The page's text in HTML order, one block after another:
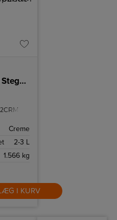
SMEG Stegepande FPF2402CRM
er
og
alle
Creme
2-3 L
1.566 kg
I KURV